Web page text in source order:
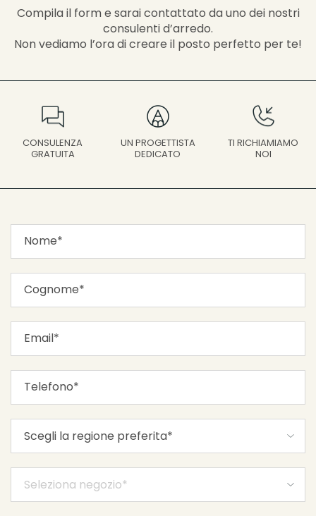
Compila il form e sarai contattato da uno dei nostri
consulenti d’arredo.
Non vediamo l’ora di creare il posto perfetto per te!
CONSULENZA
GRATUITA
UN PROGETTISTA
DEDICATO
TI RICHIAMIAMO
NOI